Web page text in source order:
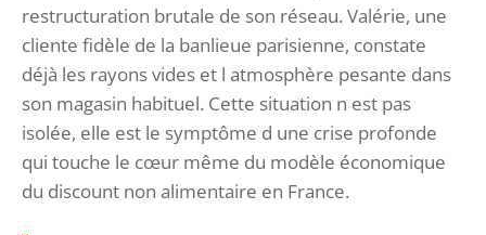
restructuration brutale de son réseau. Valérie, une
cliente fidèle de la banlieue parisienne, constate
déjà les rayons vides et l atmosphère pesante dans
son magasin habituel. Cette situation n est pas
isolée, elle est le symptôme d une crise profonde
qui touche le cœur même du modèle économique
du discount non alimentaire en France.